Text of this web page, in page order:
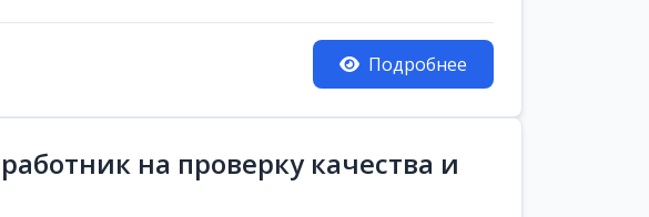
Подробнее
на проверку качества и